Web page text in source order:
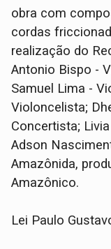
obra com
cordas
realização do
Antonio Bispo -
Samuel Lima -
Violoncelista;
Concertista;
Adson
Amazônida,
Amazônico.
Lei Paulo